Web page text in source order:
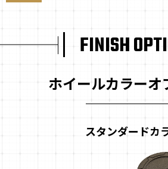
FINISH
ホイールカラーオ
スタンダードカ